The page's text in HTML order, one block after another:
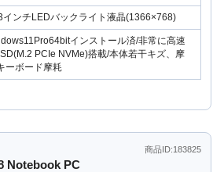
インチLEDバックライト液晶(1366×768)
インストール済/非常に高速
PCIe NVMe)搭載/本体若干キズ、摩
ーボード摩耗
商品ID:183825
Notebook PC